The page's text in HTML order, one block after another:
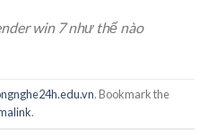
win 7 như thế nào
. Bookmark the
.